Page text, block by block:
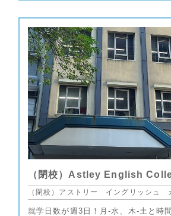
（閉校）Astley English
（閉校）アストリー イングリッシュ
就学日数が週3日！月-水、木-土と時